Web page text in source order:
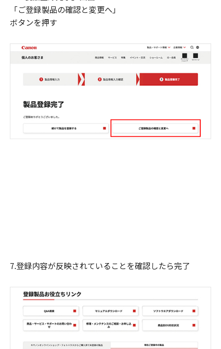
「ご登録製品の確認と変更へ」
ボタンを押す
7.登録内容が反映されていることを確認したら完了